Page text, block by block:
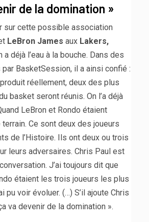
de la domination »
sur cette possible association
LeBron James aux Lakers,
a déjà l’eau à la bouche. Dans des
BasketSession, il a ainsi confié :
réellement, deux des plus
basket seront réunis. On l’a déjà
LeBron et Rondo étaient
Ce sont deux des joueurs
de l’Histoire. Ils ont deux ou trois
leurs adversaires. Chris Paul est
J’ai toujours dit que
étaient les trois joueurs les plus
pu voir évoluer. (…) S’il ajoute Chris
va devenir de la domination ».